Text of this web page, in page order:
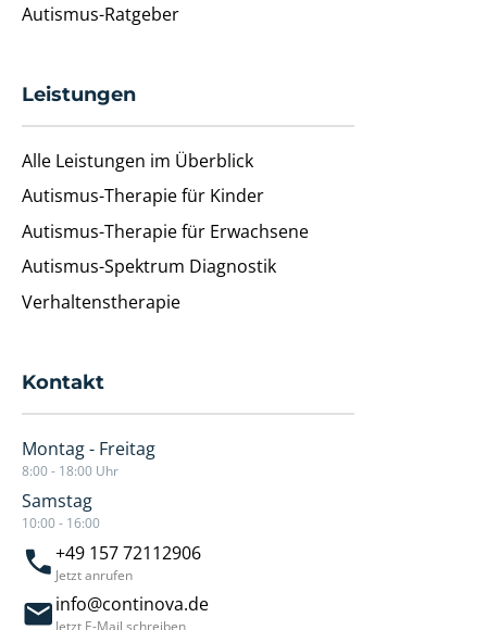
Autismus-Ratgeber
Leistungen
Alle Leistungen im Überblick
Autismus-Therapie für Kinder
Autismus-Therapie für Erwachsene
Autismus-Spektrum Diagnostik
Verhaltenstherapie
Kontakt
Montag - Freitag
8:00 - 18:00 Uhr
Samstag
10:00 - 16:00
+49 157 72112906
Jetzt anrufen
info@continova.de
Jetzt E-Mail schreiben